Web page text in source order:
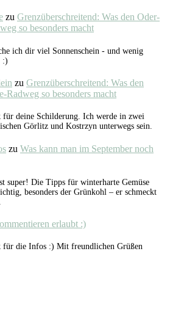
zu Grenzüberschreitend: Was den Oder-
so besonders macht
ich dir viel Sonnenschein - und wenig
:)
zu Grenzüberschreitend: Was den
Radweg so besonders macht
für deine Schilderung. Ich werde in zwei
Görlitz und Kostrzyn unterwegs sein.
zu Was kann man im September noch
super! Die Tipps für winterharte Gemüse
besonders der Grünkohl – er schmeckt
erlaubt :)
für die Infos :) Mit freundlichen Grüßen